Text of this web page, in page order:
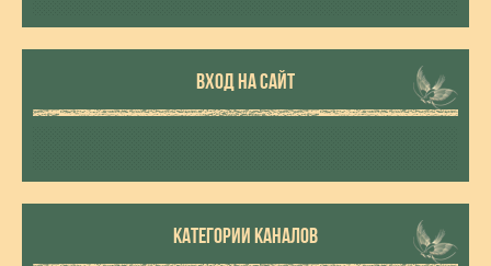
ВХОД НА САЙТ
КАТЕГОРИИ КАНАЛОВ